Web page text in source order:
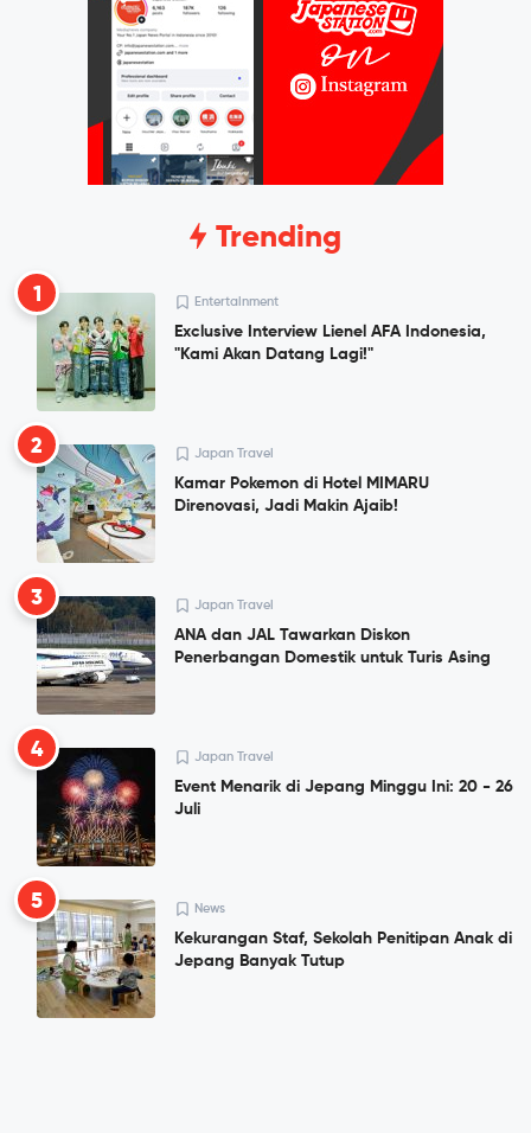
Trending
1 Entertainment
Exclusive Interview Lienel AFA Indonesia,
"Kami Akan Datang Lagi!"
2 Japan Travel
Kamar Pokemon di Hotel MIMARU
Direnovasi, Jadi Makin Ajaib!
3 Japan Travel
ANA dan JAL Tawarkan Diskon
Penerbangan Domestik untuk Turis Asing
4 Japan Travel
Event Menarik di Jepang Minggu Ini: 20 - 26
Juli
5 News
Kekurangan Staf, Sekolah Penitipan Anak di
Jepang Banyak Tutup